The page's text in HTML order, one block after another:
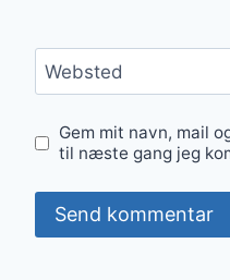
Websted
Gem mit navn, mail
til næste gang jeg